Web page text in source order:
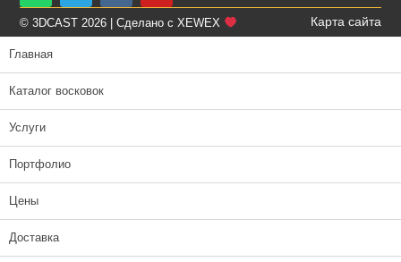
© 3DCAST 2026 | Сделано с XEWEX Карта сайта
Главная
Каталог восковок
Услуги
Портфолио
Цены
Доставка